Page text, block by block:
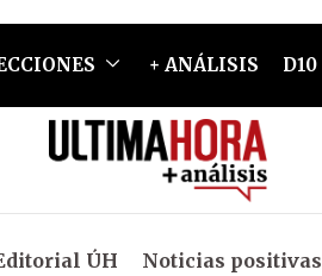
+ ANÁLISIS D10
ÚH Noticias positivas